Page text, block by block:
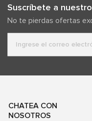
Suscríbete a
No te pierdas ofertas
CHATEA CON
NOSOTROS